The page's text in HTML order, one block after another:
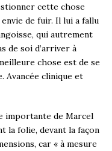
cette chose
de fuir. Il lui a fallu
qui autrement
de soi d’arriver à
chose est de se
Avancée clinique et
importante de Marcel
la folie, devant la façon
car « à mesure